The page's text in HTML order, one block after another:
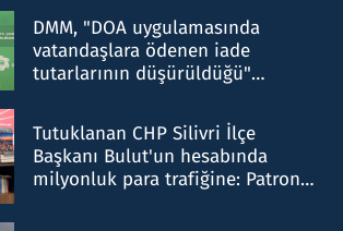
DMM, "DOA uygulamasında
vatandaşlara ödenen iade
tutarlarının düşürüldüğü"
Tutuklanan CHP Silivri İlçe
Başkanı Bulut'un hesabında
milyonluk para trafiğine: Patron